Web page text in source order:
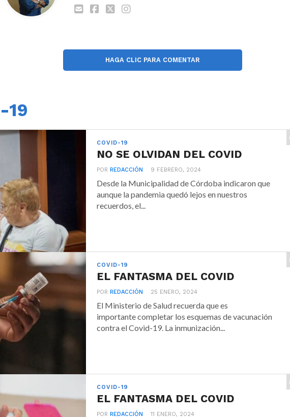
HAGA CLIC PARA COMENTAR
19
COVID-19
NO SE OLVIDAN DEL COVID
POR REDACCIÓN 9 FEBRERO, 2024
Desde la Municipalidad de Córdoba indicaron que
aunque la pandemia quedó lejos en nuestros
recuerdos, el...
COVID-19
EL FANTASMA DEL COVID
POR REDACCIÓN 25 ENERO, 2024
El Ministerio de Salud recuerda que es
importante completar los esquemas de vacunación
contra el Covid-19. La inmunización...
COVID-19
EL FANTASMA DEL COVID
POR REDACCIÓN 11 ENERO, 2024